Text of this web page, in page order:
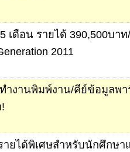
เดือน รายได้ 390,500บา
2011
ำงานพิมพ์งาน/คีย์ข้อมูลพ
ายได้พิเศษสำหรับนักศึกษ